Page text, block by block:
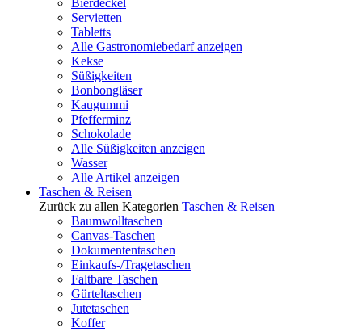
Bierdeckel
Servietten
Tabletts
Alle Gastronomiebedarf anzeigen
Kekse
Süßigkeiten
Bonbongläser
Kaugummi
Pfefferminz
Schokolade
Alle Süßigkeiten anzeigen
Wasser
Alle Artikel anzeigen
Taschen & Reisen
Zurück zu allen Kategorien Taschen & Reisen
Baumwolltaschen
Canvas-Taschen
Dokumententaschen
Einkaufs-/Tragetaschen
Faltbare Taschen
Gürteltaschen
Jutetaschen
Koffer